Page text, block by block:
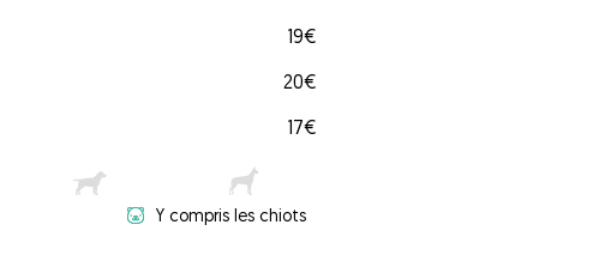
19€
20€
17€
Y compris les chiots